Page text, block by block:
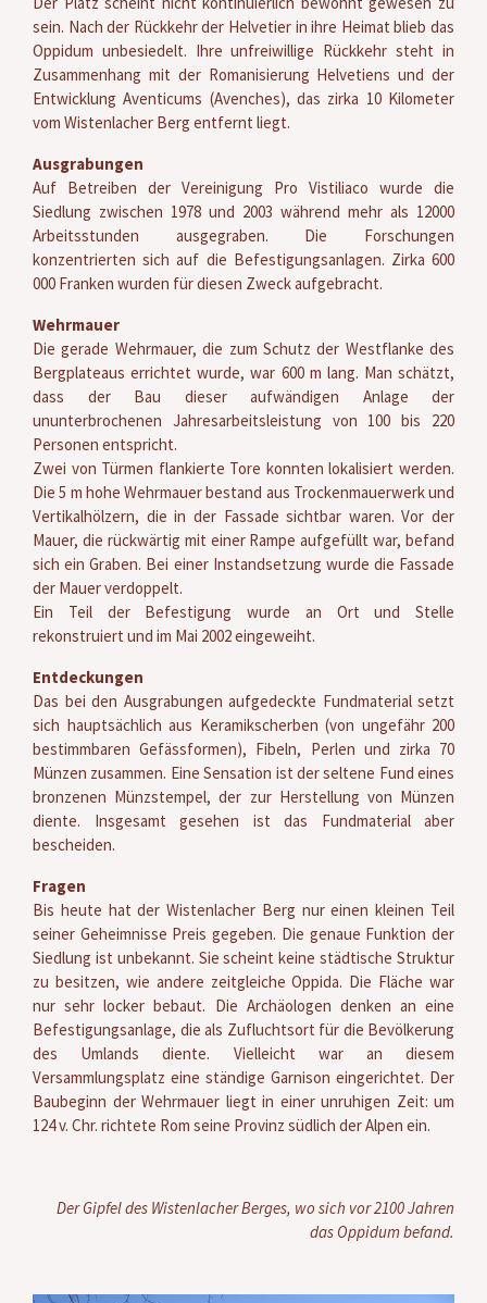
sein. Nach der Rückkehr der Helvetier in ihre Heimat blieb das
Oppidum unbesiedelt. Ihre unfreiwillige Rückkehr steht in
Zusammenhang mit der Romanisierung Helvetiens und der
Entwicklung Aventicums (Avenches), das zirka 10 Kilometer
vom Wistenlacher Berg entfernt liegt.
Ausgrabungen
Auf Betreiben der Vereinigung Pro Vistiliaco wurde die
Siedlung zwischen 1978 und 2003 während mehr als 12000
Arbeitsstunden ausgegraben. Die Forschungen
konzentrierten sich auf die Befestigungsanlagen. Zirka 600
000 Franken wurden für diesen Zweck aufgebracht.
Wehrmauer
Die gerade Wehrmauer, die zum Schutz der Westflanke des
Bergplateaus errichtet wurde, war 600 m lang. Man schätzt,
dass der Bau dieser aufwändigen Anlage der
ununterbrochenen Jahresarbeitsleistung von 100 bis 220
Personen entspricht.
Zwei von Türmen flankierte Tore konnten lokalisiert werden.
Die 5 m hohe Wehrmauer bestand aus Trockenmauerwerk und
Vertikalhölzern, die in der Fassade sichtbar waren. Vor der
Mauer, die rückwärtig mit einer Rampe aufgefüllt war, befand
sich ein Graben. Bei einer Instandsetzung wurde die Fassade
der Mauer verdoppelt.
Ein Teil der Befestigung wurde an Ort und Stelle
rekonstruiert und im Mai 2002 eingeweiht.
Entdeckungen
Das bei den Ausgrabungen aufgedeckte Fundmaterial setzt
sich hauptsächlich aus Keramikscherben (von ungefähr 200
bestimmbaren Gefässformen), Fibeln, Perlen und zirka 70
Münzen zusammen. Eine Sensation ist der seltene Fund eines
bronzenen Münzstempel, der zur Herstellung von Münzen
diente. Insgesamt gesehen ist das Fundmaterial aber
bescheiden.
Fragen
Bis heute hat der Wistenlacher Berg nur einen kleinen Teil
seiner Geheimnisse Preis gegeben. Die genaue Funktion der
Siedlung ist unbekannt. Sie scheint keine städtische Struktur
zu besitzen, wie andere zeitgleiche Oppida. Die Fläche war
nur sehr locker bebaut. Die Archäologen denken an eine
Befestigungsanlage, die als Zufluchtsort für die Bevölkerung
des Umlands diente. Vielleicht war an diesem
Versammlungsplatz eine ständige Garnison eingerichtet. Der
Baubeginn der Wehrmauer liegt in einer unruhigen Zeit: um
124 v. Chr. richtete Rom seine Provinz südlich der Alpen ein.
Der Gipfel des Wistenlacher Berges, wo sich vor 2100 Jahren
das Oppidum befand.